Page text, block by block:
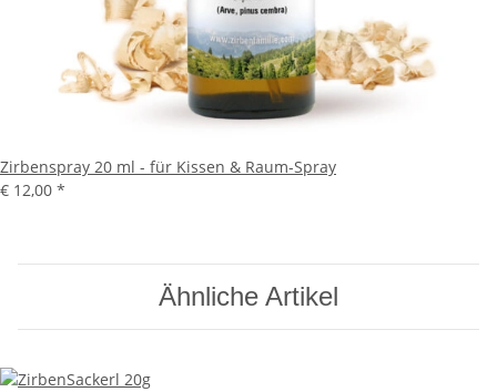
Zirbenspray 20 ml - für Kissen & Raum-Spray
€ 12,00 *
Ähnliche Artikel